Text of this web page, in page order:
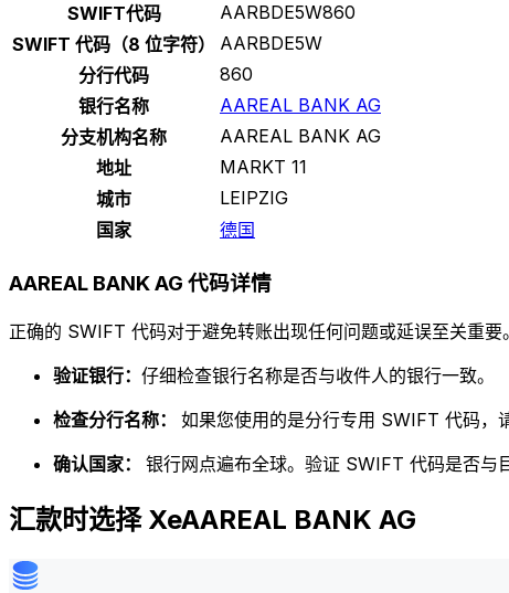
SWIFT代码
AARBDE5W860
SWIFT 代码（8 位字符）
AARBDE5W
分行代码
860
银行名称
AAREAL BANK AG
分支机构名称
AAREAL BANK AG
地址
MARKT 11
城市
LEIPZIG
国家
德国
AAREAL BANK AG 代码详情
正确的 SWIFT 代码对于避免转账出现任何问题或延误至关重
验证银行： 仔细检查银行名称是否与收件人的银行一致。
检查分行名称： 如果您使用的是分行专用 SWIFT 代码，
确认国家： 银行网点遍布全球。验证 SWIFT 代码是否与
汇款时选择 XeAAREAL BANK AG